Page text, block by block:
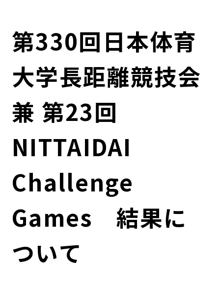
コンプライアンス
ガバナンス
関連事業
個人投資家のみなさまへ
株式情報
IRカレンダー
担当役員メッセージ
サステナビリティマネジメント
社会
ガバナンス
ESGデータ集
第330回日本体育
大学長距離競技会
兼 第23回
NITTAIDAI
Challenge
Games 結果に
ついて